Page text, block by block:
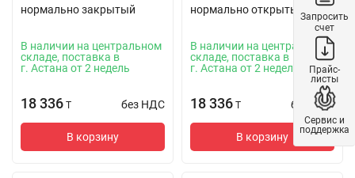
нормально закрытый
В наличии на центральном
складе, поставка в
г. Астана от 2 недель
18 336 T без НДС
В корзину
нормально открытый
В наличии на центральном
складе, поставка в
г. Астана от 2 недель
18 336 T без НДС
В корзину
Запросить
счет
Прайс-
листы
Сервис и
поддержка